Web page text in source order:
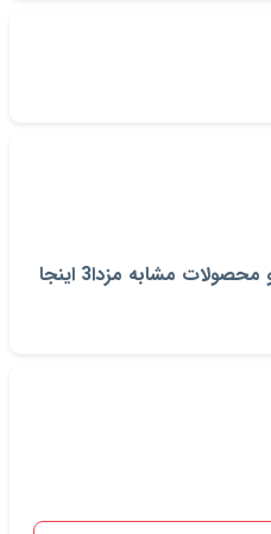
برای دیدن پیشنهادهای ویژه و محصولات مشابه مزدا3 اینجا